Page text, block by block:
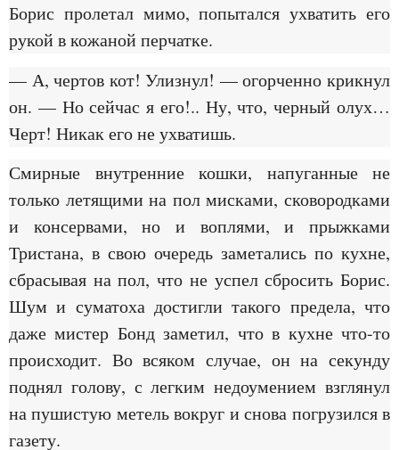
Борис пролетал мимо, попытался ухватить его
рукой в кожаной перчатке.
— А, чертов кот! Улизнул! — огорченно крикнул
он. — Но сейчас я его!.. Ну, что, черный олух…
Черт! Никак его не ухватишь.
Смирные внутренние кошки, напуганные не
только летящими на пол мисками, сковородками
и консервами, но и воплями, и прыжками
Тристана, в свою очередь заметались по кухне,
сбрасывая на пол, что не успел сбросить Борис.
Шум и суматоха достигли такого предела, что
даже мистер Бонд заметил, что в кухне что-то
происходит. Во всяком случае, он на секунду
поднял голову, с легким недоумением взглянул
на пушистую метель вокруг и снова погрузился в
газету.